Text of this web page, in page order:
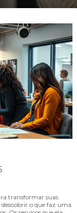
transformar suas
o que faz uma